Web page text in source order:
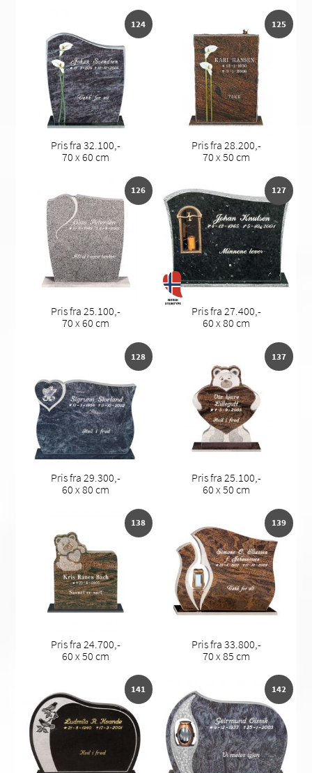
124
Pris fra 32.100,-
70 x 60 cm
125
Pris fra 28.200,-
70 x 50 cm
126
Pris fra 25.100,-
70 x 60 cm
127
Pris fra 27.400,-
60 x 80 cm
128
Pris fra 29.300,-
60 x 80 cm
137
Pris fra 25.100,-
60 x 50 cm
138
Pris fra 24.700,-
60 x 50 cm
139
Pris fra 33.800,-
70 x 85 cm
141 142